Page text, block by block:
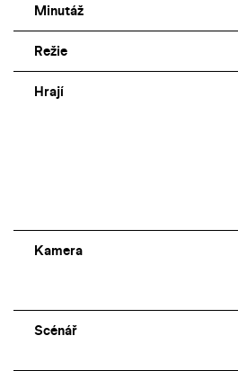
Minutáž
Režie
Hrají
Kamera
Scénář